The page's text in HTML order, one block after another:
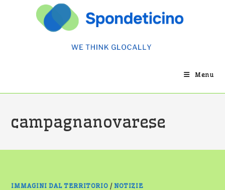
Menu
campagnanovarese
IMMAGINI DAL TERRITORIO /NOTIZIE